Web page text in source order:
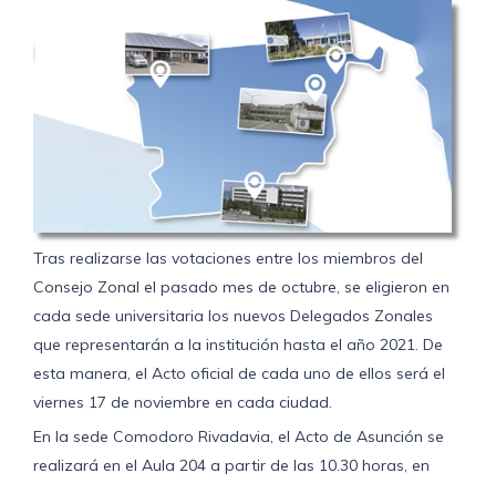
Tras realizarse las votaciones entre los miembros del
Consejo Zonal el pasado mes de octubre, se eligieron en
cada sede universitaria los nuevos Delegados Zonales
que representarán a la institución hasta el año 2021. De
esta manera, el Acto oficial de cada uno de ellos será el
viernes 17 de noviembre en cada ciudad.
En la sede Comodoro Rivadavia, el Acto de Asunción se
realizará en el Aula 204 a partir de las 10.30 horas, en